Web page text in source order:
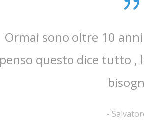
Ormai sono oltre 10
penso questo dice tutto ,
-